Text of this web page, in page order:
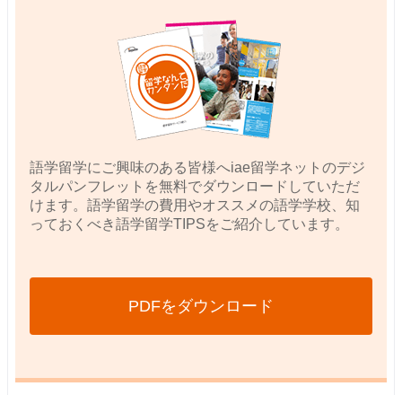
語学留学にご興味のある皆様へiae留学ネットのデジ
タルパンフレットを無料でダウンロードしていただ
けます。語学留学の費用やオススメの語学学校、知
っておくべき語学留学TIPSをご紹介しています。
PDFをダウンロード